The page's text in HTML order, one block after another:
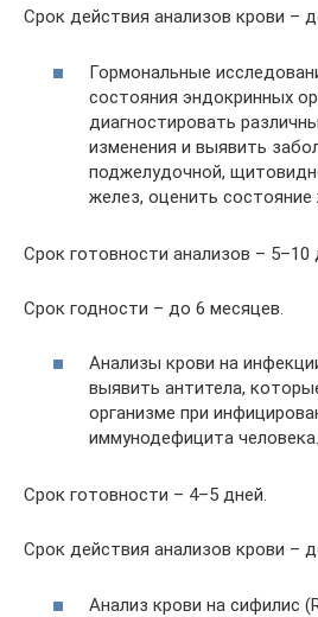
Срок действия анализов крови –
Гормональные
состояния эндокринных
диагностировать
изменения и выявить
поджелудочной,
желез, оценить
Срок готовности анализов – 5–10
Срок годности – до 6 месяцев.
Анализы крови на
выявить антитела,
организме при
иммунодефицита человека.
Срок готовности – 4–5 дней.
Срок действия анализов крови –
Анализ крови на сифилис